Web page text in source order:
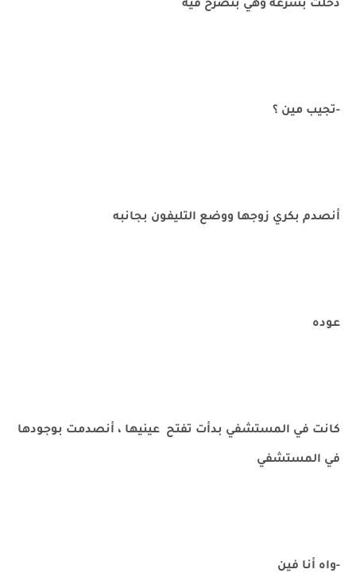
دخلت بسرعه وهي بتصرخ فيه
-تجيب مين ؟
أنصدم بكري زوجها ووضع التليفون بجانبه
عوده
كانت في المستشفي بدأت تفتح عينيها ، أنصدمت بوجودها
في المستشفي
-واه أنا فين